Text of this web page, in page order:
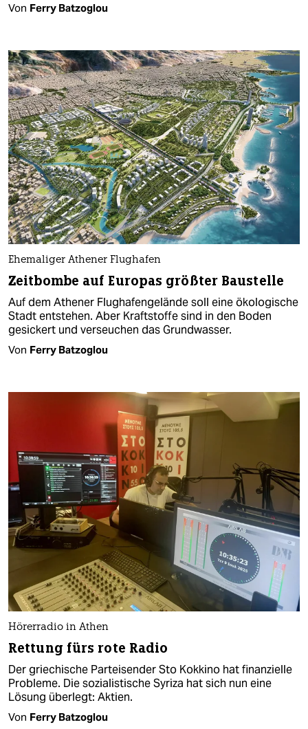
Von Ferry Batzoglou
Ehemaliger Athener Flughafen
Zeitbombe auf Europas größter Baustelle
Auf dem Athener Flughafengelände soll eine ökologische
Stadt entstehen. Aber Kraftstoffe sind in den Boden
gesickert und verseuchen das Grundwasser.
Von Ferry Batzoglou
Hörerradio in Athen
Rettung fürs rote Radio
Der griechische Parteisender Sto Kokkino hat finanzielle
Probleme. Die sozialistische Syriza hat sich nun eine
Lösung überlegt: Aktien.
Von Ferry Batzoglou